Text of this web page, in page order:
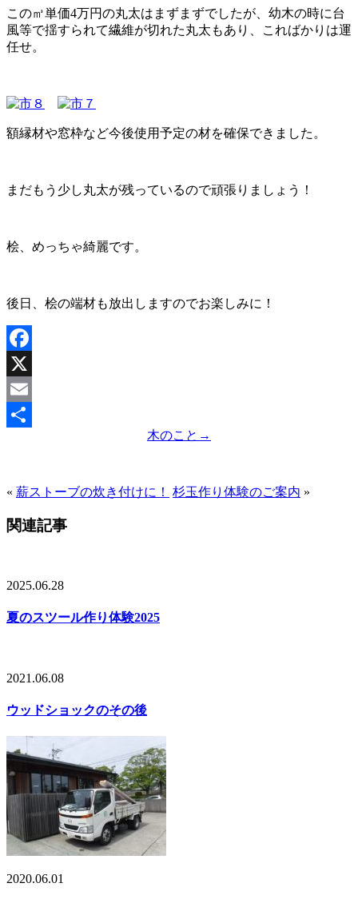
この㎥単価4万円の丸太はまずまずでしたが、幼木の時に台
風等で揺すられて繊維が切れた丸太もあり、こればかりは運
任せ。
額縁材や窓枠など今後使用予定の材を確保できました。
まだもう少し丸太が残っているので頑張りましょう！
桧、めっちゃ綺麗です。
後日、桧の端材も放出しますのでお楽しみに！
Facebook
X
Email
木のこと →
« 薪ストーブの炊き付けに！ 杉玉作り体験のご案内 »
関連記事
2025.06.28
夏のスツール作り体験2025
2021.06.08
ウッドショックのその後
2020.06.01